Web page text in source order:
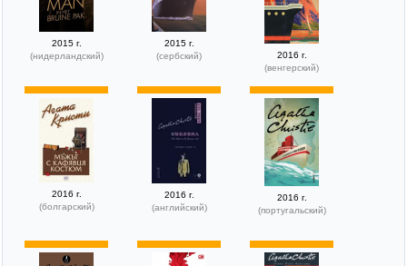
2015 г.
(нидерландский)
2015 г.
(сербский)
2016 г.
(венгерский)
2016 г.
(болгарский)
2016 г.
(английский)
2016 г.
(португальский)